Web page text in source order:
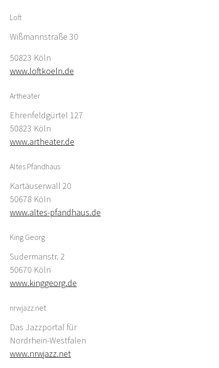
Loft
Wißmannstraße 30
50823 Köln
www.loftkoeln.de
Artheater
Ehrenfeldgürtel 127
50823 Köln
www.artheater.de
Altes Pfandhaus
Kartäuserwall 20
50678 Köln
www.altes-pfandhaus.de
King Georg
Sudermanstr. 2
50670 Köln
www.kinggeorg.de
nrwjazz.net
Das Jazzportal für
Nordrhein-Westfalen
www.nrwjazz.net